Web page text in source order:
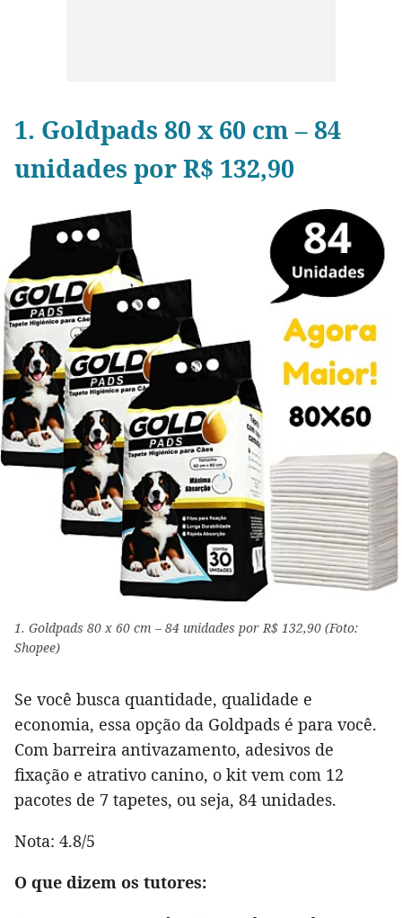
1. Goldpads 80 x 60 cm – 84
unidades por R$ 132,90
1. Goldpads 80 x 60 cm – 84 unidades por R$ 132,90 (Foto:
Shopee)
Se você busca quantidade, qualidade e
economia, essa opção da Goldpads é para você.
Com barreira antivazamento, adesivos de
fixação e atrativo canino, o kit vem com 12
pacotes de 7 tapetes, ou seja, 84 unidades.
Nota: 4.8/5
O que dizem os tutores: